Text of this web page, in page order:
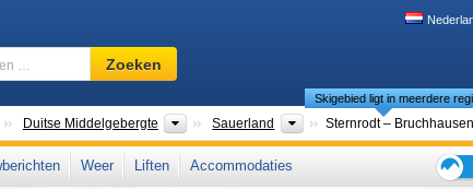
Skigebied,
regio,
…
Zoeken
LandenDuitse Middelgebergte Bergketens
Sauerland Maak een keuze
Skigebied ligt in meerdere
Sternrodt – Bruchhausen
Rothaargebergte Arnsberg Noordrijn-Westfalen
Midden-Europa Europese Unie
Weer Liften
Accommodaties